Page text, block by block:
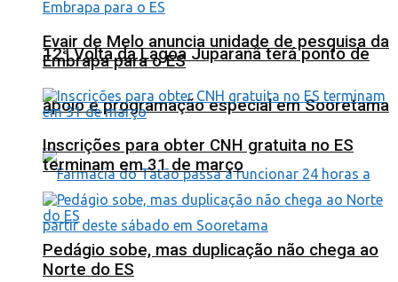
12ª Volta da Lagoa Juparanã terá ponto de
apoio e programação especial em Sooretama
Evair de Melo anuncia unidade de pesquisa da
Embrapa para o ES
Inscrições para obter CNH gratuita no ES
terminam em 31 de março
Pedágio sobe, mas duplicação não chega ao
Norte do ES